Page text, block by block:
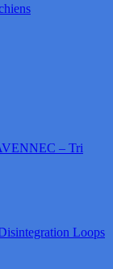
– Tri
Loops